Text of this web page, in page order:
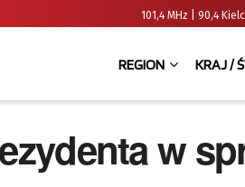
101,4 MHz | 90,4
REGION KRAJ /
w